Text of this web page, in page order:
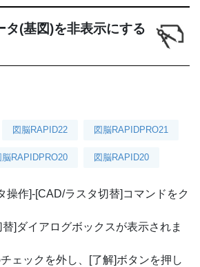
タ(基図)を非表示にする
図脳RAPID22 図脳RAPIDPRO21
脳RAPIDPRO20 図脳RAPID20
操作]-[CAD/ラスタ切替]コマンドをク
]ダイアログボックスが表示されま
ェックを外し、[了解]ボタンを押し